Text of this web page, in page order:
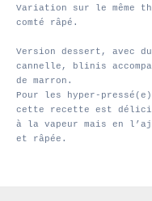
Variation sur le même
comté râpé.
Version dessert, avec
cannelle, blinis
de marron.
Pour les hyper-
cette recette est
à la vapeur mais en
et râpée.